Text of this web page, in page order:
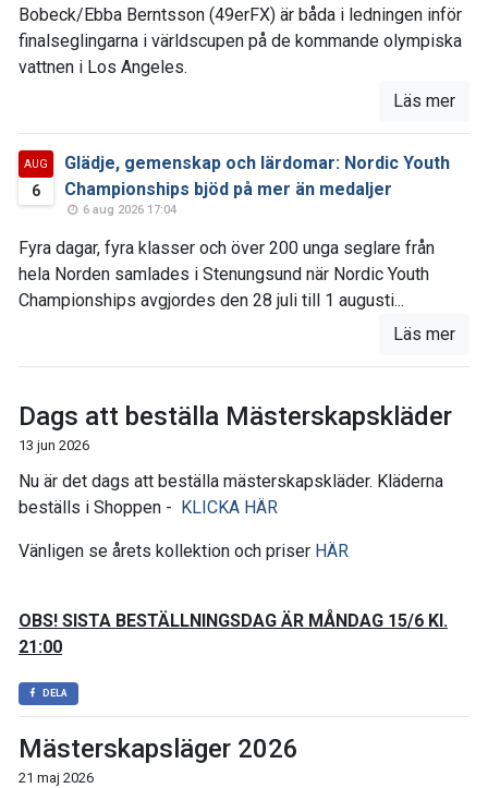
Bobeck/Ebba Berntsson (49erFX) är båda i ledningen inför
finalseglingarna i världscupen på de kommande olympiska
vattnen i Los Angeles.
Läs mer
AUG
6
Glädje, gemenskap och lärdomar: Nordic Youth
Championships bjöd på mer än medaljer
6 aug 2026 17:04
Fyra dagar, fyra klasser och över 200 unga seglare från
hela Norden samlades i Stenungsund när Nordic Youth
Championships avgjordes den 28 juli till 1 augusti...
Läs mer
Dags att beställa Mästerskapskläder
13 jun 2026
Nu är det dags att beställa mästerskapskläder. Kläderna
beställs i Shoppen - KLICKA HÄR
Vänligen se årets kollektion och priser HÄR
OBS! SISTA BESTÄLLNINGSDAG ÄR MÅNDAG 15/6 Kl.
21:00
DELA
Mästerskapsläger 2026
21 maj 2026